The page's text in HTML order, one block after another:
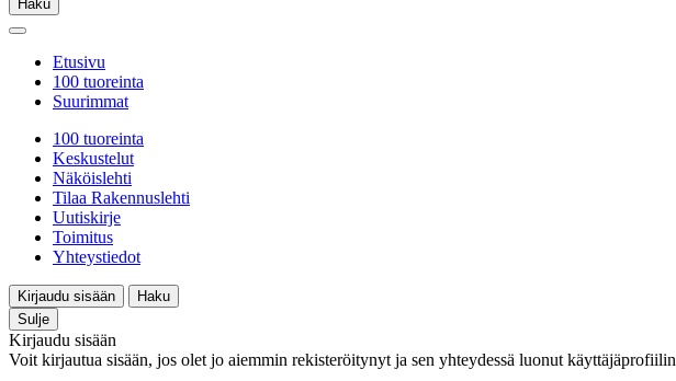
Haku
Etusivu
100 tuoreinta
Suurimmat
100 tuoreinta
Keskustelut
Näköislehti
Tilaa Rakennuslehti
Uutiskirje
Toimitus
Yhteystiedot
Kirjaudu sisään
Haku
Sulje
Kirjaudu sisään
Voit kirjautua sisään, jos olet jo aiemmin rekisteröitynyt ja sen yhteydessä luonut käyttäjäprofiilin